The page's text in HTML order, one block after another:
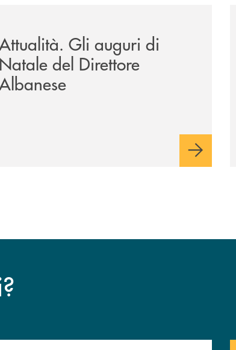
Gli auguri di
Natale del Direttore
?